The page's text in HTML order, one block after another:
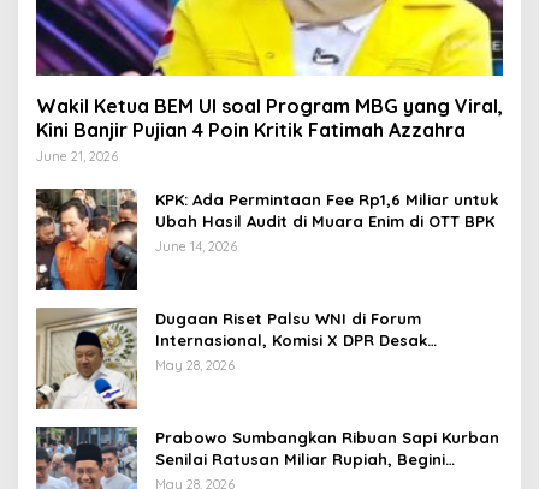
Wakil Ketua BEM UI soal Program MBG yang Viral,
Kini Banjir Pujian 4 Poin Kritik Fatimah Azzahra
June 21, 2026
KPK: Ada Permintaan Fee Rp1,6 Miliar untuk
Ubah Hasil Audit di Muara Enim di OTT BPK
June 14, 2026
Dugaan Riset Palsu WNI di Forum
Internasional, Komisi X DPR Desak
Investigasi dan Penegakan Sanksi Etik
May 28, 2026
Prabowo Sumbangkan Ribuan Sapi Kurban
Senilai Ratusan Miliar Rupiah, Begini
Tanggapan Menkeu Purbaya
May 28, 2026